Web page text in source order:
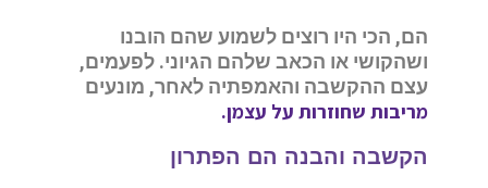
הם, הכי היו רוצים לשמוע שהם הובנו
ושהקושי או הכאב שלהם הגיוני. לפעמים,
עצם ההקשבה והאמפתיה לאחר, מונעים
מריבות שחוזרות על עצמן.
הקשבה והבנה הם הפתרון